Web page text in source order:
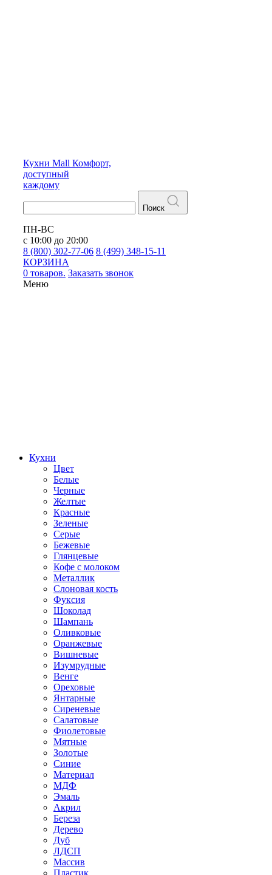
Кухни Mall Комфорт,
доступный
каждому
Поиск
ПН-ВС
с 10:00 до 20:00
8 (800) 302-77-06 8 (499) 348-15-11
КОРЗИНА
0 товаров. Заказать звонок
Меню
Кухни
Цвет
Белые
Черные
Желтые
Красные
Зеленые
Серые
Бежевые
Глянцевые
Кофе с молоком
Металлик
Слоновая кость
Фуксия
Шоколад
Шампань
Оливковые
Оранжевые
Вишневые
Изумрудные
Венге
Ореховые
Янтарные
Сиреневые
Салатовые
Фиолетовые
Мятные
Золотые
Синие
Материал
МДФ
Эмаль
Акрил
Береза
Дерево
Дуб
ЛДСП
Массив
Пластик